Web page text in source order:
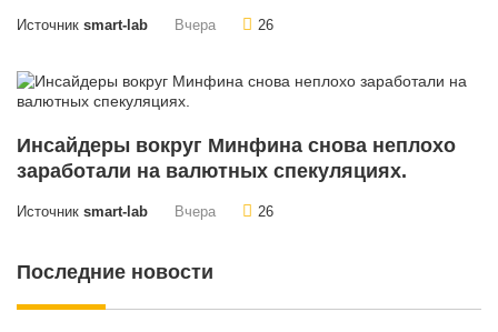
Источник smart-lab Вчера 26
Инсайдеры вокруг Минфина снова неплохо
заработали на валютных спекуляциях.
Источник smart-lab Вчера 26
Последние новости